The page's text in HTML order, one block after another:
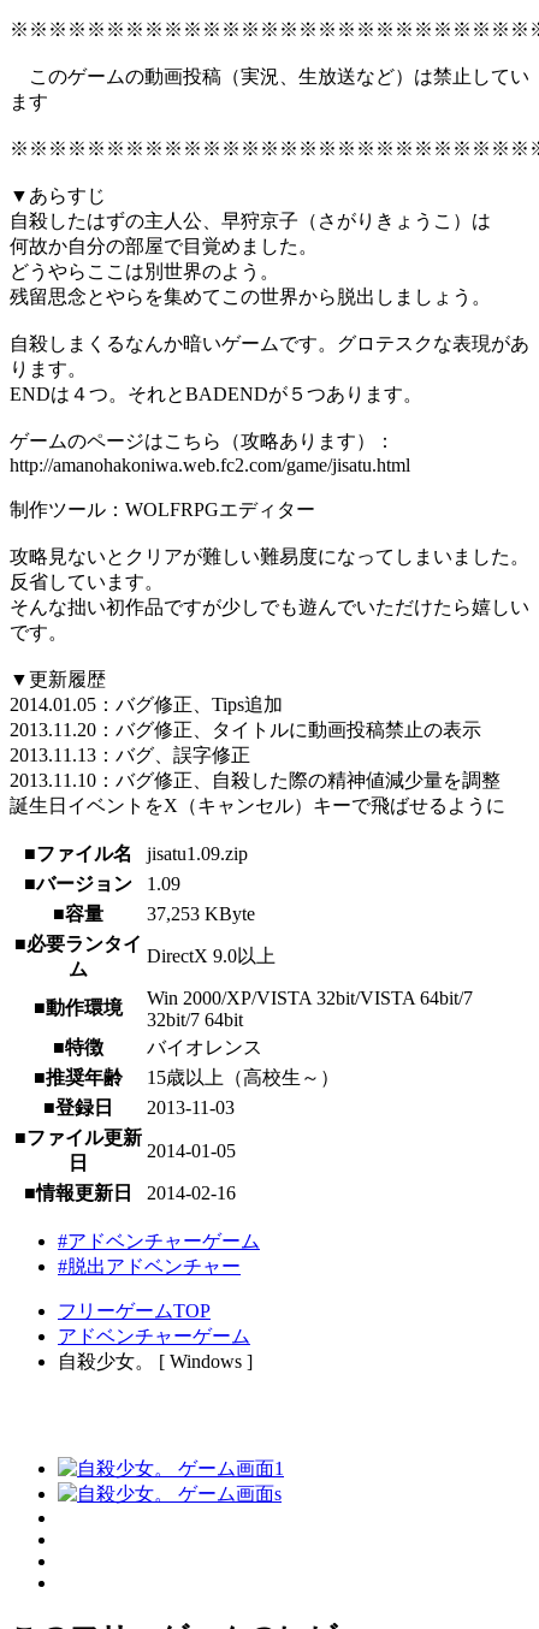
このゲームの動画投稿（実況、生放送など）は禁止してい
ます
▼あらすじ
自殺したはずの主人公、早狩京子（さがりきょうこ）は
何故か自分の部屋で目覚めました。
どうやらここは別世界のよう。
残留思念とやらを集めてこの世界から脱出しましょう。
自殺しまくるなんか暗いゲームです。グロテスクな表現があ
ります。
ENDは４つ。それとBADENDが５つあります。
ゲームのページはこちら（攻略あります）：
http://amanohakoniwa.web.fc2.com/game/jisatu.html
制作ツール：WOLFRPGエディター
攻略見ないとクリアが難しい難易度になってしまいました。
反省しています。
そんな拙い初作品ですが少しでも遊んでいただけたら嬉しい
です。
▼更新履歴
2014.01.05：バグ修正、Tips追加
2013.11.20：バグ修正、タイトルに動画投稿禁止の表示
2013.11.13：バグ、誤字修正
2013.11.10：バグ修正、自殺した際の精神値減少量を調整
誕生日イベントをX（キャンセル）キーで飛ばせるように
■ファイル名
jisatu1.09.zip
■バージョン
1.09
■容量
37,253 KByte
■必要ランタイ
ム
DirectX 9.0以上
■動作環境
Win 2000/XP/VISTA 32bit/VISTA 64bit/7
32bit/7 64bit
■特徴
バイオレンス
■推奨年齢
15歳以上（高校生～）
■登録日
2013-11-03
■ファイル更新
日
2014-01-05
■情報更新日 2014-02-16
#アドベンチャーゲーム
#脱出アドベンチャー
フリーゲームTOP
アドベンチャーゲーム
自殺少女。 [ Windows ]